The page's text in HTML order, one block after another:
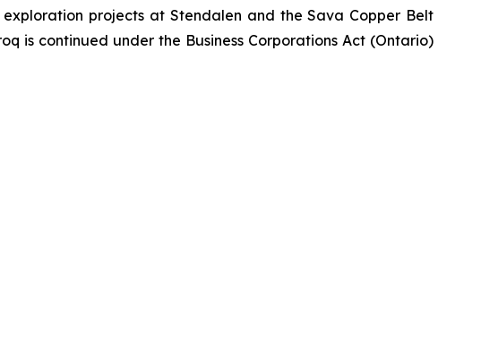
projects at Stendalen and the Sava Copper Belt
is continued under the Business Corporations Act (Ontario)